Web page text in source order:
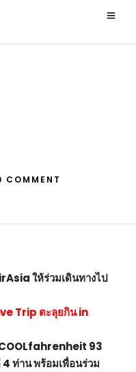
COMMENT
ให้ร่วมเดินทางไป
Trip ตะลุยกิน in
93
ท่าน พร้อมเพื่อนร่วม